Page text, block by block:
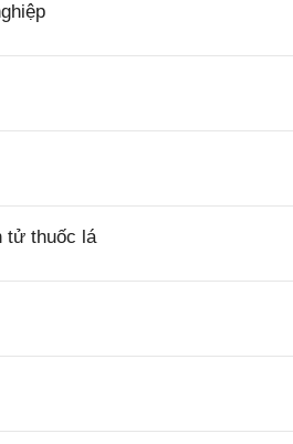
tử thuốc lá